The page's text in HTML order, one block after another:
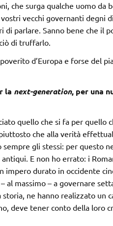
che surga qualche uomo da
vecchi governanti degni
di parlare. Sanno bene che il
di truffarlo.
d’Europa e forse del
la next-generation, per una
quello che si fa per quello
che alla verità
gli stessi: per questo
E non ho errato: i
impero durato in occidente
al massimo – a governare
ne hanno realizzato un
deve tener conto della loro